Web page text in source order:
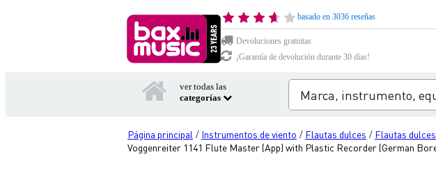
basado en 3036 reseñas
Devoluciones gratuitas
¡Garantía de devolución durante 30 días!
ver todas las
categorías
Página principal / Instrumentos de viento / Flautas dulces / Flautas
Voggenreiter 1141 Flute Master (App) with Plastic Recorder (German